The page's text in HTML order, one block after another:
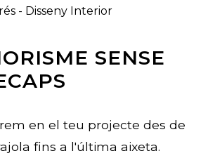
SENSE
en el teu projecte des de
fins a l'última aixeta.